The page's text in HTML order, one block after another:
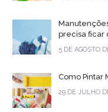
precisa ficar
5 DE AGOSTO
Como Pintar
29 DE JULHO